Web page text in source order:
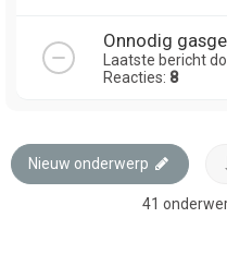
Onnodig
Laatste bericht
Reacties: 8
Nieuw onderwerp
41